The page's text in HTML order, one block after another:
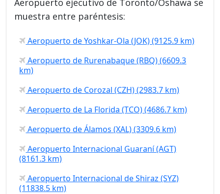
muestra entre paréntesis:
Aeropuerto de Yoshkar-Ola (JOK) (9125.9 km)
Aeropuerto de Rurenabaque (RBQ) (6609.3
km)
Aeropuerto de Corozal (CZH) (2983.7 km)
Aeropuerto de La Florida (TCO) (4686.7 km)
Aeropuerto de Álamos (XAL) (3309.6 km)
Aeropuerto Internacional Guaraní (AGT)
(8161.3 km)
Aeropuerto Internacional de Shiraz (SYZ)
(11838.5 km)